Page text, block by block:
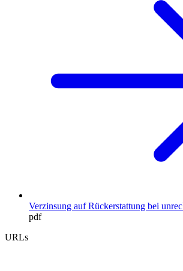
Verzinsung auf Rückerstattung bei
pdf
URLs